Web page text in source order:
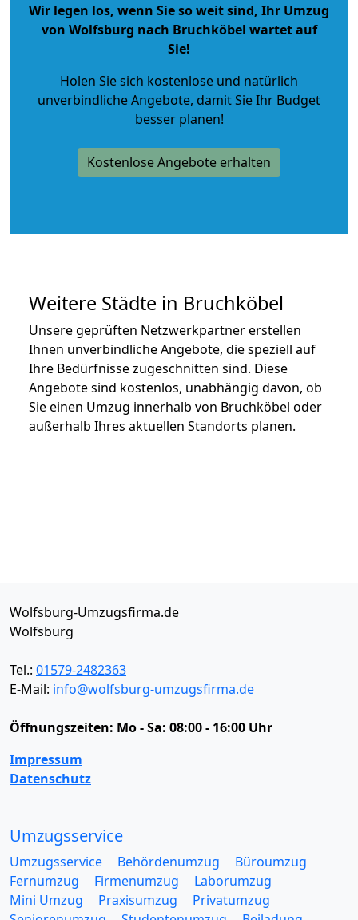
Wir legen los, wenn Sie so weit sind, Ihr Umzug
von Wolfsburg nach Bruchköbel wartet auf
Sie!
Holen Sie sich kostenlose und natürlich
unverbindliche Angebote, damit Sie Ihr Budget
besser planen!
Kostenlose Angebote erhalten
Weitere Städte in Bruchköbel
Unsere geprüften Netzwerkpartner erstellen
Ihnen unverbindliche Angebote, die speziell auf
Ihre Bedürfnisse zugeschnitten sind. Diese
Angebote sind kostenlos, unabhängig davon, ob
Sie einen Umzug innerhalb von Bruchköbel oder
außerhalb Ihres aktuellen Standorts planen.
Wolfsburg-Umzugsfirma.de
Wolfsburg
Tel.: 01579-2482363
E-Mail: info@wolfsburg-umzugsfirma.de
Öffnungszeiten: Mo - Sa: 08:00 - 16:00 Uhr
Impressum
Datenschutz
Umzugsservice
Umzugsservice Behördenumzug
Büroumzug
Fernumzug
Firmenumzug
Laborumzug
Mini Umzug
Praxisumzug
Privatumzug